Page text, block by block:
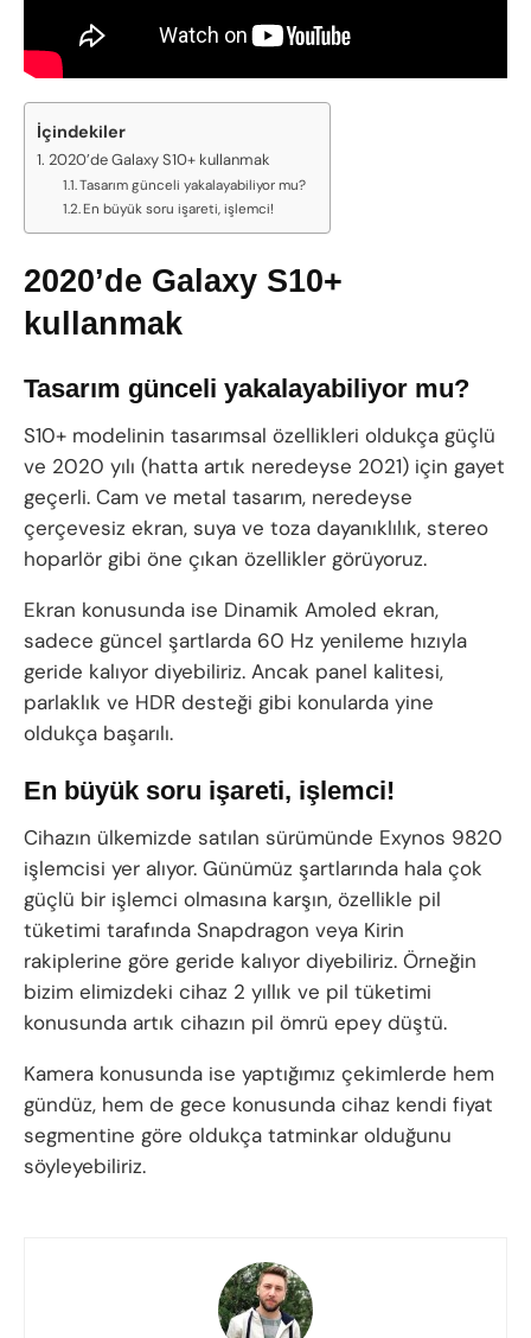
İçindekiler
2020’de Galaxy S10+ kullanmak
Tasarım günceli yakalayabiliyor mu?
En büyük soru işareti, işlemci!
2020’de Galaxy S10+
kullanmak
Tasarım günceli yakalayabiliyor mu?
S10+ modelinin tasarımsal özellikleri oldukça güçlü
ve 2020 yılı (hatta artık neredeyse 2021) için gayet
geçerli. Cam ve metal tasarım, neredeyse
çerçevesiz ekran, suya ve toza dayanıklılık, stereo
hoparlör gibi öne çıkan özellikler görüyoruz.
Ekran konusunda ise Dinamik Amoled ekran,
sadece güncel şartlarda 60 Hz yenileme hızıyla
geride kalıyor diyebiliriz. Ancak panel kalitesi,
parlaklık ve HDR desteği gibi konularda yine
oldukça başarılı.
En büyük soru işareti, işlemci!
Cihazın ülkemizde satılan sürümünde Exynos 9820
işlemcisi yer alıyor. Günümüz şartlarında hala çok
güçlü bir işlemci olmasına karşın, özellikle pil
tüketimi tarafında Snapdragon veya Kirin
rakiplerine göre geride kalıyor diyebiliriz. Örneğin
bizim elimizdeki cihaz 2 yıllık ve pil tüketimi
konusunda artık cihazın pil ömrü epey düştü.
Kamera konusunda ise yaptığımız çekimlerde hem
gündüz, hem de gece konusunda cihaz kendi fiyat
segmentine göre oldukça tatminkar olduğunu
söyleyebiliriz.